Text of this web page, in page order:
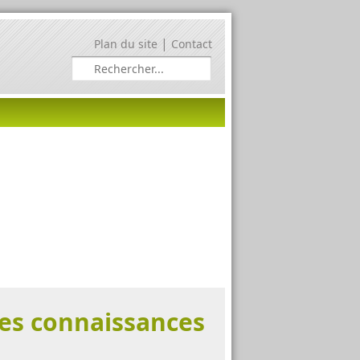
Plan du site | Contact
connaissances